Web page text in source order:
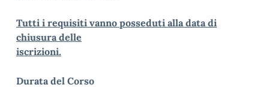
Tutti i requisiti vanno posseduti alla data di
chiusura delle
iscrizioni.
Durata del Corso